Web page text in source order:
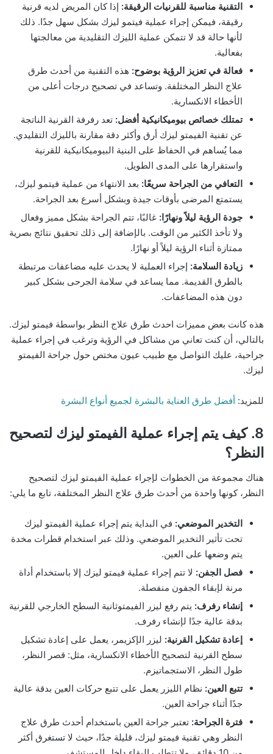
التقنية مناسبة للقرنيات الرقيقة: إذا كان المريض لديه قرنية
رقيقة، فيمكن إجراء عملية فيتمو ليزك بشكل سهل جدًا. ذلك
لأنها حالة قد لا تتمكن عملية الليزك التقليدية من معالجتها
بفعالية.
فعالة في تعزيز الرؤية بوضوح: هذه التقنية من أحدث طرق
علاج النظر المختلفة. وتساعد في تصحيح درجات أعلى من
الأخطاء الانكسارية.
تمتلك خصائص بيوميكانيكية أفضل: تعد رفرفة القرنية الناتجة
عن تقنية الفيمتو ليزك أرق وأكثر دقة مقارنة بالليزك التقليدي.
مما يُساهم في الحفاظ على البنية البيوميكانيكية للقرنية
واستقرارها على المدى الطويل.
التعافي من الجراحة سريعًا: بعد الانتهاء من عملية فيتمو ليزك،
يستمتع المرضى بأوقات جيدة وبشكل أسرع بعد الجراحة.
جودة الرؤية ليلاً ونهارًا: غالبًا، تتم الجراحة بشكل مميز وفعال
ولا تأخذ الكثير من الوقت. بالإضافة إلى ذلك تحقيق نتائج بصرية
ممتازة أثناء الرؤية ليلاً أو نهارًا.
زيادة السلامة: إجراء العملية لا يحدث عليه مضاعفات مرتبطة
بالطرق القديمة. مما يساعد في سلامة الجرحى بشكل كبير
دون هذه المضاعفات.
هذه كانت بعض مميزات احدث طرق علاج النظر بواسطة فيمتو ليزك.
بالتالي، أن كنت تعاني من مشاكل في الرؤية وترغب في إجراء عملية
جراحية، عليك التواصل مع طبيب عيون مختص حول جراحة الفيمتو
ليزك.
للمزيد: أفضل طرق العناية بالبشرة لجميع أنواع البشرة
8. كيف يتم إجراء عملية الفيمتو ليزك لتصحيح
النظر؟
هناك مجموعة من الخطوات لإجراء عملية الفيمتو ليزك لتصحيح
النظر، كونها واحدة من أحدث طرق علاج النظر المختلفة، تابع ما يلي:
التخدير الموضعي: في البداية يتم إجراء عملية الفيمتو ليزك
تحت تأثير التخدير الموضعي. وذلك عبر استخدام قطرات مخدة
يتم وضعها على العين.
فصل الجفن: لا تتم إجراء عملية فيمتو ليزك إلا باستخدام أداة
مرنة لإبقاء الجفون منفصلة.
إنشاء رفرف: يتم رفع ليزر الفيمتوثانية السطح الخارجي للقرنية
بدقة عالية جدًا لإنشاء رفرف.
إعادة تشكيل القرنية: ليزر الإكزيمر، يعمل على إعادة تشكيل
سطح القرنية لتصحيح الأخطاء الانكسارية، مثل: قصر النظر،
طول النظر، الاستجماتيزم.
تتبع العين: نظام الليزر يعمل على تتبع حركات العين بدقة عالية
جدًا أثناء جراحة العين.
فترة الجراحة: تعتبر جراحة العين باستخدام أحدث طرق علاج
النظر وهي تقنية فيمتو ليزك، قليلة جدًا، حيث لا تستغرق أكثر